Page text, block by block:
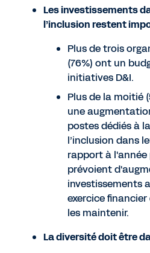
Les investissements
l’inclusion restent
Plus de trois
(76%) ont un
initiatives D&I.
Plus de la moitié
une
postes dédiés à
l’inclusion dans
rapport à l'année
prévoient
investissements
exercice
les maintenir.
La diversité doit être